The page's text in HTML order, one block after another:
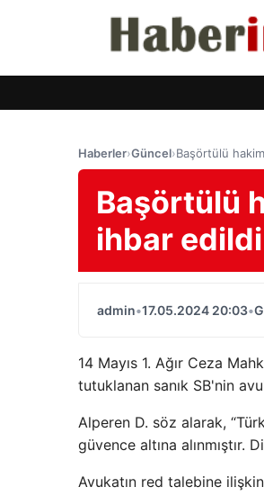
Haberler›Güncel›Başörtülü
Başörtülü
ihbar edildi
admin•17.05.2024 20:03•
14 Mayıs 1. Ağır Ceza
tutuklanan sanık SB'nin
Alperen D. söz alarak,
güvence altına
Avukatın red talebine